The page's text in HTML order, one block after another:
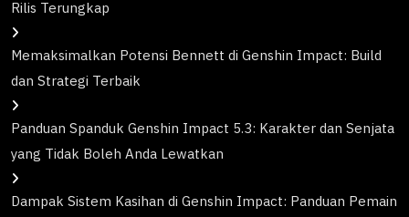
Rilis Terungkap
Memaksimalkan Potensi Bennett di Genshin Impact: Build
dan Strategi Terbaik
Panduan Spanduk Genshin Impact 5.3: Karakter dan Senjata
yang Tidak Boleh Anda Lewatkan
Dampak Sistem Kasihan di Genshin Impact: Panduan Pemain